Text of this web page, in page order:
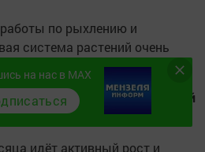
по рыхлению и
система растений очень
1-й лунный день, 2-й лунный
в знаке Овен
идёт активный рост и
на нас в MAX